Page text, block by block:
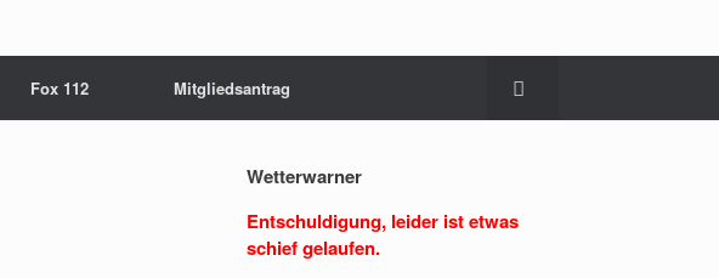
Fox 112 Mitgliedsantrag
Wetterwarner
Entschuldigung, leider ist etwas
schief gelaufen.